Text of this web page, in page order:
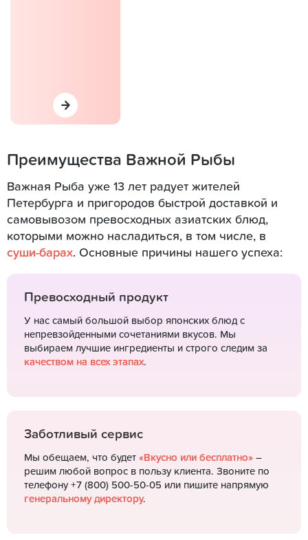
Преимущества Важной Рыбы
Важная Рыба уже 13 лет радует жителей
Петербурга и пригородов быстрой доставкой и
самовывозом превосходных азиатских блюд,
которыми можно насладиться, в том числе, в
суши-барах. Основные причины нашего успеха:
Превосходный продукт
У нас самый большой выбор японских блюд с
непревзойденными сочетаниями вкусов. Мы
выбираем лучшие ингредиенты и строго следим за
качеством на всех этапах.
Заботливый сервис
Мы обещаем, что будет «Вкусно или бесплатно» –
решим любой вопрос в пользу клиента. Звоните по
телефону +7 (800) 500-50-05 или пишите напрямую
генеральному директору.